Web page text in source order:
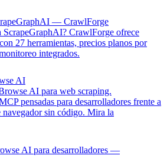
— CrawlForge
ScrapeGraphAI? CrawlForge ofrece
27 herramientas, precios planos por
integrados.
AI
AI para web scraping.
pensadas para desarrolladores frente a
navegador sin código. Mira la
AI para desarrolladores —